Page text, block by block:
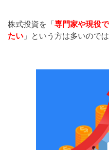
株式投資を「専門家や現役
たい 」という方は多いので